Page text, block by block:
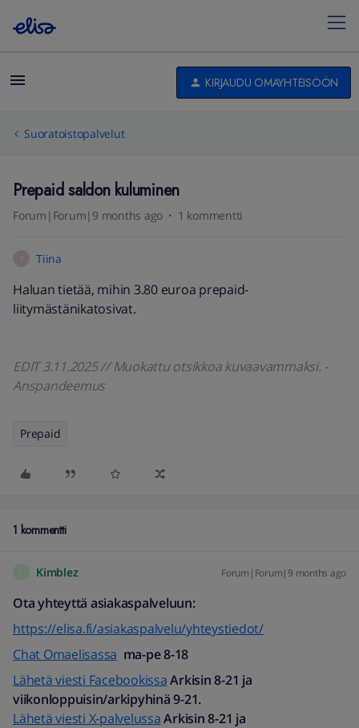
KIRJAUDU OMAYHTEISÖÖN
Suoratoistopalvelut
Prepaid saldon kuluminen
Forum|Forum|9 months ago 1 kommentti
Tiina
Haluan tietää, mihin 3.80 euroa prepaid-
liitymästänikatosivat.
EDIT 3.11.2025 // Muokattu otsikkoa kuvaavammaksi. -
Anspandeemus
Prepaid
1 kommentti
Kimblez Forum|Forum|9 months ago
Ota yhteyttä asiakaspalveluun:
https://elisa.fi/asiakaspalvelu/yhteystiedot/
Chat Omaelisassa ma-pe 8-18
Lähetä viesti FacebookissaArkisin 8-21 ja
viikonloppuisin/arkipyhinä 9-21.
Lähetä viesti X-palvelussaArkisin 8-21 ja